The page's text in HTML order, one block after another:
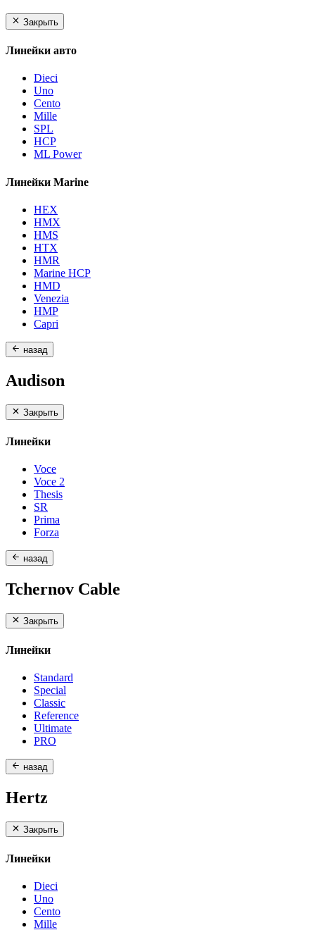
Закрыть
Линейки авто
Dieci
Uno
Cento
Mille
SPL
HCP
ML Power
Линейки Marine
HEX
HMX
HMS
HTX
HMR
Marine HCP
HMD
Venezia
HMP
Capri
назад
Audison
Закрыть
Линейки
Voce
Voce 2
Thesis
SR
Prima
Forza
назад
Tchernov Cable
Закрыть
Линейки
Standard
Special
Classic
Reference
Ultimate
PRO
назад
Hertz
Закрыть
Линейки
Dieci
Uno
Cento
Mille